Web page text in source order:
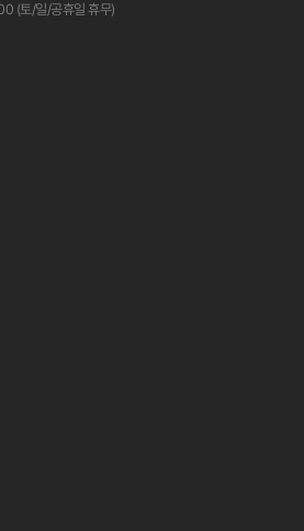
(토/일/공휴일 휴무)